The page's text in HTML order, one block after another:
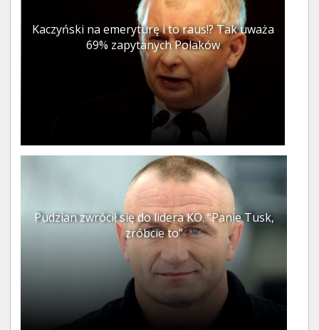
Kaczyński na emeryturę i to raus!? Tak uważa
69% zapytanych Polaków
Pudzian zwrócił się do lidera KO. “Panie Tusk,
zróbcie to”